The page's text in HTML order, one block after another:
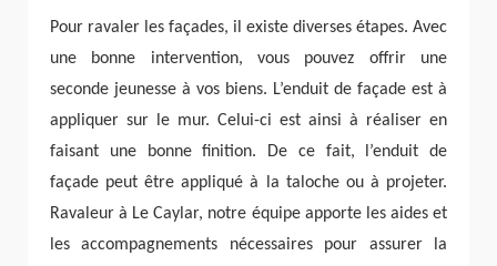
Pour ravaler les façades, il existe diverses étapes. Avec
une bonne intervention, vous pouvez offrir une
seconde jeunesse à vos biens. L’enduit de façade est à
appliquer sur le mur. Celui-ci est ainsi à réaliser en
faisant une bonne finition. De ce fait, l’enduit de
façade peut être appliqué à la taloche ou à projeter.
Ravaleur à Le Caylar, notre équipe apporte les aides et
les accompagnements nécessaires pour assurer la